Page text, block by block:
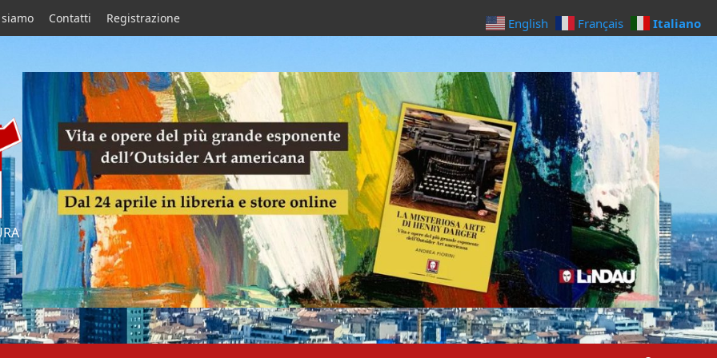
Contatti Registrazione English Français Italiano